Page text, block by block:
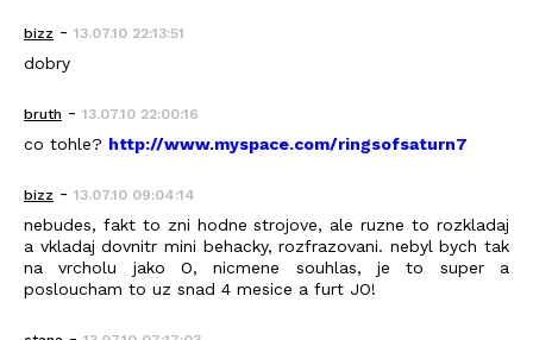
bizz - 13.07.10 22:13:51
dobry
bruth - 13.07.10 22:00:16
co tohle? http://www.myspace.com/ringsofsaturn7
bizz - 13.07.10 09:04:14
nebudes, fakt to zni hodne strojove, ale ruzne to rozkladaj
a vkladaj dovnitr mini behacky, rozfrazovani. nebyl bych tak
na vrcholu jako O, nicmene souhlas, je to super a
posloucham to uz snad 4 mesice a furt JO!